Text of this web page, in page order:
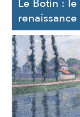
Le Botin :
renaissance